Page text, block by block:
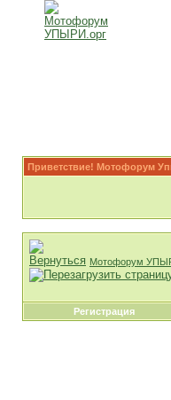
Приветствие! Мотофорум
Мотофорум
Регистрация